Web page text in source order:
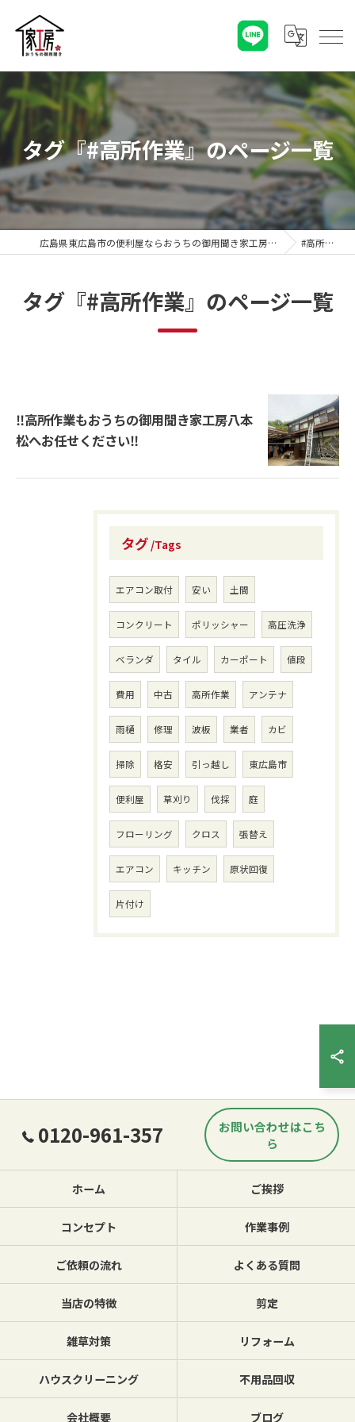
タグ『#高所作業』のページ一覧
広島県東広島市の便利屋ならおうちの御用聞き家工房 八本松店 #高所作業
タグ『#高所作業』のページ一覧
‼高所作業もおうちの御用聞き家工房八本
松へお任せください‼
タグ Tags
エアコン取付 安い 土間
コンクリート ポリッシャー 高圧洗浄
ベランダ タイル カーポート 値段
費用 中古 高所作業 アンテナ
雨樋 修理 波板 業者 カビ
掃除 格安 引っ越し 東広島市
便利屋 草刈り 伐採 庭
フローリング クロス 張替え
エアコン キッチン 原状回復
片付け
0120-961-357
お問い合わせはこち
ら
ホーム ご挨拶
コンセプト 作業事例
ご依頼の流れ よくある質問
当店の特徴 剪定
雑草対策 リフォーム
ハウスクリーニング 不用品回収
会社概要 ブログ